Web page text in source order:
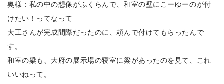
奥様：私の中の想像がふくらんで、和室の壁にこーゆーのが付
けたい！ってなって
大工さんが完成間際だったのに、頼んで付けてもらったんで
す。
和室の梁も、大府の展示場の寝室に梁があったのを見て、これ
いいねって。